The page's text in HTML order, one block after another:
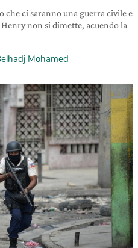
che ci saranno una guerra civile e
non si dimette, acuendo la
Mohamed